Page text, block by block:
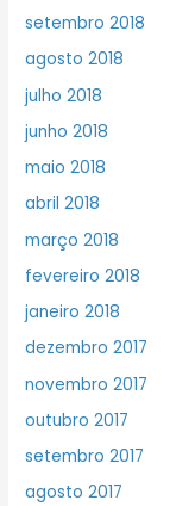
setembro 2018
agosto 2018
julho 2018
junho 2018
maio 2018
abril 2018
março 2018
fevereiro 2018
janeiro 2018
dezembro 2017
novembro 2017
outubro 2017
setembro 2017
agosto 2017